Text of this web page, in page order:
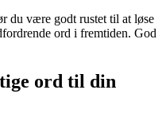
du være godt rustet til at løse
ord i fremtiden. God
ord til din